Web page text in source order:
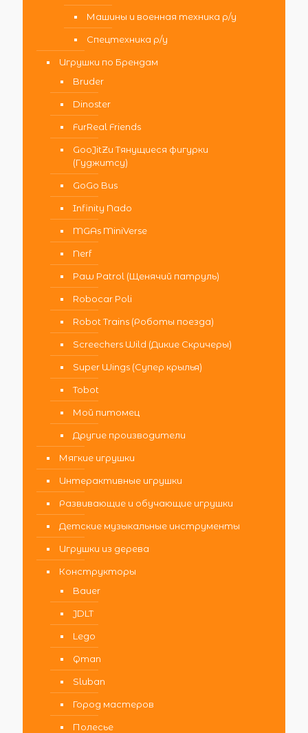
Машины и военная техника р/у
Спецтехника р/у
Игрушки по Брендам
Bruder
Dinoster
FurReal Friends
GooJitZu Тянущиеся фигурки
(Гуджитсу)
GoGo Bus
Infinity Nado
MGAs MiniVerse
Nerf
Paw Patrol (Щенячий патруль)
Robocar Poli
Robot Trains (Роботы поезда)
Screechers Wild (Дикие Скричеры)
Super Wings (Супер крылья)
Tobot
Мой питомец
Другие производители
Мягкие игрушки
Интерактивные игрушки
Развивающие и обучающие игрушки
Детские музыкальные инструменты
Игрушки из дерева
Конструкторы
Bauer
JDLT
Lego
Qman
Sluban
Город мастеров
Полесье